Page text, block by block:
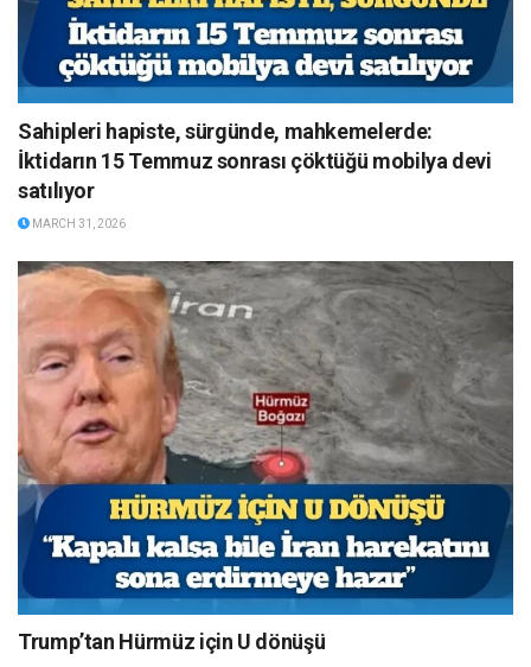
Sahipleri hapiste, sürgünde, mahkemelerde:
İktidarın 15 Temmuz sonrası çöktüğü mobilya devi
satılıyor
MARCH 31, 2026
Trump’tan Hürmüz için U dönüşü